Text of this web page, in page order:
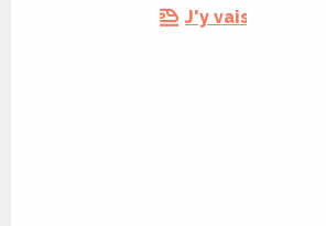
J'y vais en train !